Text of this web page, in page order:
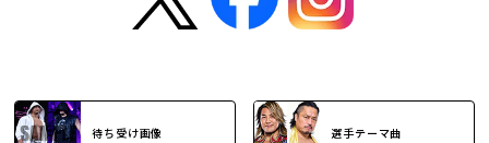
待ち受け画像 選手テーマ曲